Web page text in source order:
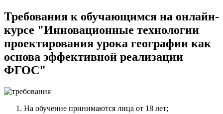
Требования к обучающимся на онлайн-
курсе "Инновационные технологии
проектирования урока географии как
основа эффективной реализации
ФГОС"
На обучение принимаются лица от 18 лет;